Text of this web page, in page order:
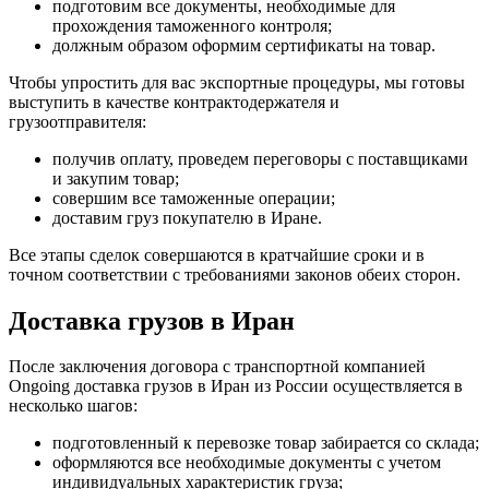
подготовим все документы, необходимые для
прохождения таможенного контроля;
должным образом оформим сертификаты на товар.
Чтобы упростить для вас экспортные процедуры, мы готовы
выступить в качестве контрактодержателя и
грузоотправителя:
получив оплату, проведем переговоры с поставщиками
и закупим товар;
совершим все таможенные операции;
доставим груз покупателю в Иране.
Все этапы сделок совершаются в кратчайшие сроки и в
точном соответствии с требованиями законов обеих сторон.
Доставка грузов в Иран
После заключения договора с транспортной компанией
Ongoing доставка грузов в Иран из России осуществляется в
несколько шагов:
подготовленный к перевозке товар забирается со склада;
оформляются все необходимые документы с учетом
индивидуальных характеристик груза;